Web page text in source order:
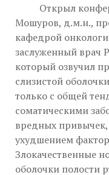
Открыл
Мошуров, д.м.н.,
кафедрой
заслуженный врач
который озвучил
слизистой
только с общей
соматическими
вредных
ухудшением
Злокачественные
оболочки полости